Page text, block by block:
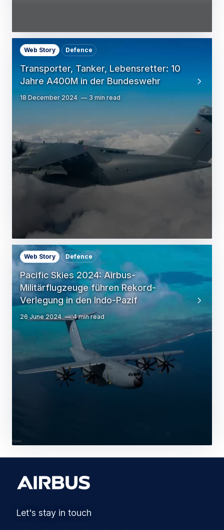
Transporter, Tanker, Lebensretter: 10
Jahre A400M in der Bundeswehr
Web Story Defence
18 December 2024 3 min read
Pacific Skies 2024: Airbus-
Militärflugzeuge führen Rekord-
Verlegung in den Indo-Pazif
Web Story Defence
26 June 2024 4 min read
Let's stay in touch